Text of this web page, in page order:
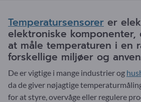
Temperatursensorer er
elektroniske
at måle temperaturen i en
forskellige miljøer og
De er vigtige i mange industrier og
da de giver nøjagtige
for at styre, overvåge eller regulere